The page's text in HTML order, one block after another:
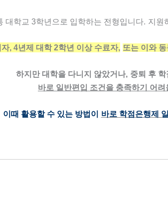
대학교 3학년으로 입학하는 전형입니다. 지원
, 4년제 대학 2학년 이상 수료자, 또는 이와
하지만 대학을 다니지 않았거나, 중퇴 후
바로 일반편입 조건을 충족하기 어려
이때 활용할 수 있는 방법이 바로 학점은행제